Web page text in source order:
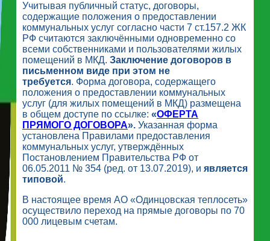
Учитывая публичный статус, договоры,
содержащие положения о предоставлении
коммунальных услуг согласно части 7 ст.157.2 ЖК
РФ считаются заключёнными одновременно со
всеми собственниками и пользователями жилых
помещений в МКД. Заключение договоров в
письменном виде при этом не
требуется. Форма договора, содержащего
положения о предоставлении коммунальных
услуг (для жилых помещений в МКД) размещена
в общем доступе по ссылке: «ОФЕРТА
ПРЯМОГО ДОГОВОРА». Указанная форма
установлена Правилами предоставления
коммунальных услуг, утверждённых
Постановлением Правительства РФ от
06.05.2011 № 354 (ред. от 13.07.2019), и является
типовой.
В настоящее время АО «Одинцовская теплосеть»
осуществило переход на прямые договоры по 70
000 лицевым счетам.